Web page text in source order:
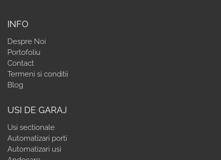
INFO
Despre Noi
Portofoliu
Contact
Termeni si conditii
Blog
USI DE GARAJ
Usi sectionale
Automatizari porti
Automatizari usi